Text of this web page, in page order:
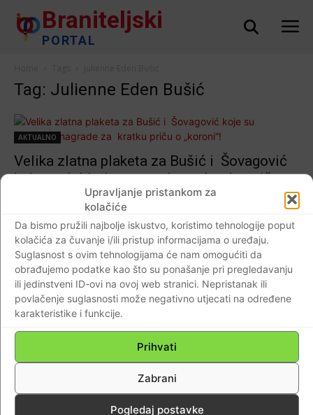
Upravljanje pristankom za
kolačiće
Da bismo pružili najbolje iskustvo, koristimo tehnologije poput
kolačića za čuvanje i/ili pristup informacijama o uređaju.
Suglasnost s ovim tehnologijama će nam omogućiti da
obrađujemo podatke kao što su ponašanje pri pregledavanju
ili jedinstveni ID-ovi na ovoj web stranici. Nepristanak ili
povlačenje suglasnosti može negativno utjecati na određene
karakteristike i funkcije.
Prihvati
Zabrani
Pogledaj postavke
Braniteljski
PORTAL
Tag: Julienne Eden Bušić
AKTUALNO
Velika zlatna plaketa za Bušić i Šovagović
koje su dobitnice nagrade za kratku priču o
Impressum Kontaktirajte nas Pravila o privatnosti
© Newspaper WordPress Theme by TagDiv